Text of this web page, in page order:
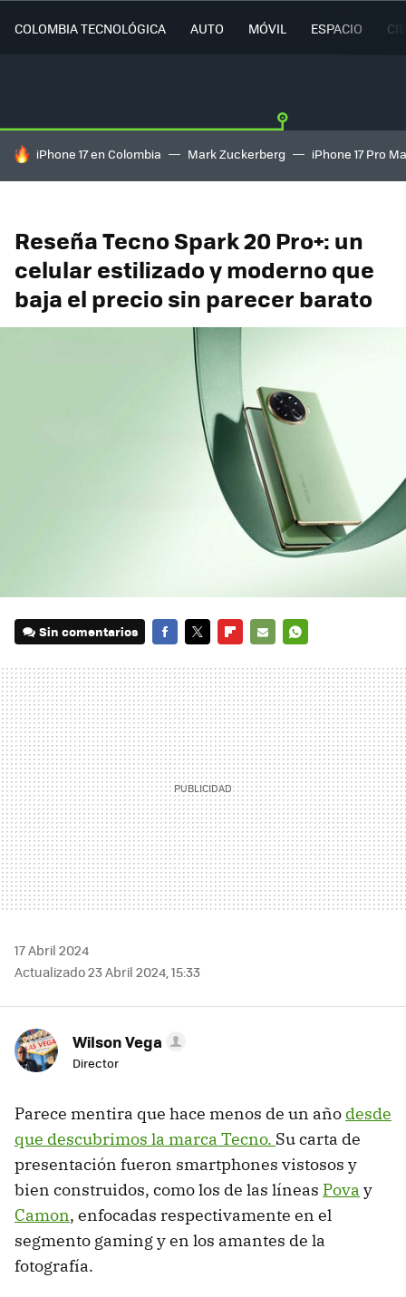
COLOMBIA TECNOLÓGICA AUTO MÓVIL ESPACIO
HOY SE HABLA DE
iPhone 17 en Colombia Mark Zuckerberg iPhone 17 Pro
Reseña Tecno Spark 20 Pro+: un
celular estilizado y moderno que
baja el precio sin parecer barato
Sin comentarios
MAIL
17 Abril 2024
Actualizado 23 Abril 2024, 15:33
Wilson Vega
Director
Parece mentira que hace menos de un año desde
que descubrimos la marca Tecno. Su carta de
presentación fueron smartphones vistosos y
bien construidos, como los de las líneas Pova y
Camon, enfocadas respectivamente en el
segmento gaming y en los amantes de la
fotografía.